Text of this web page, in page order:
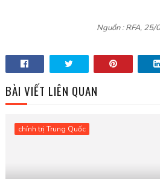
Nguồn : RFA,
BÀI VIẾT LIÊN QUAN
chính trị Trung Quốc